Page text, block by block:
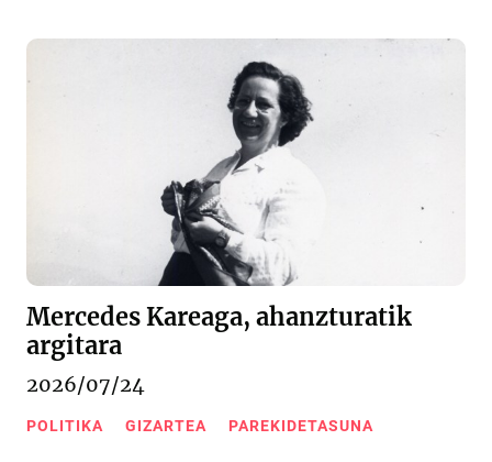
Mercedes Kareaga, ahanzturatik
argitara
2026/07/24
POLITIKA GIZARTEA PAREKIDETASUNA